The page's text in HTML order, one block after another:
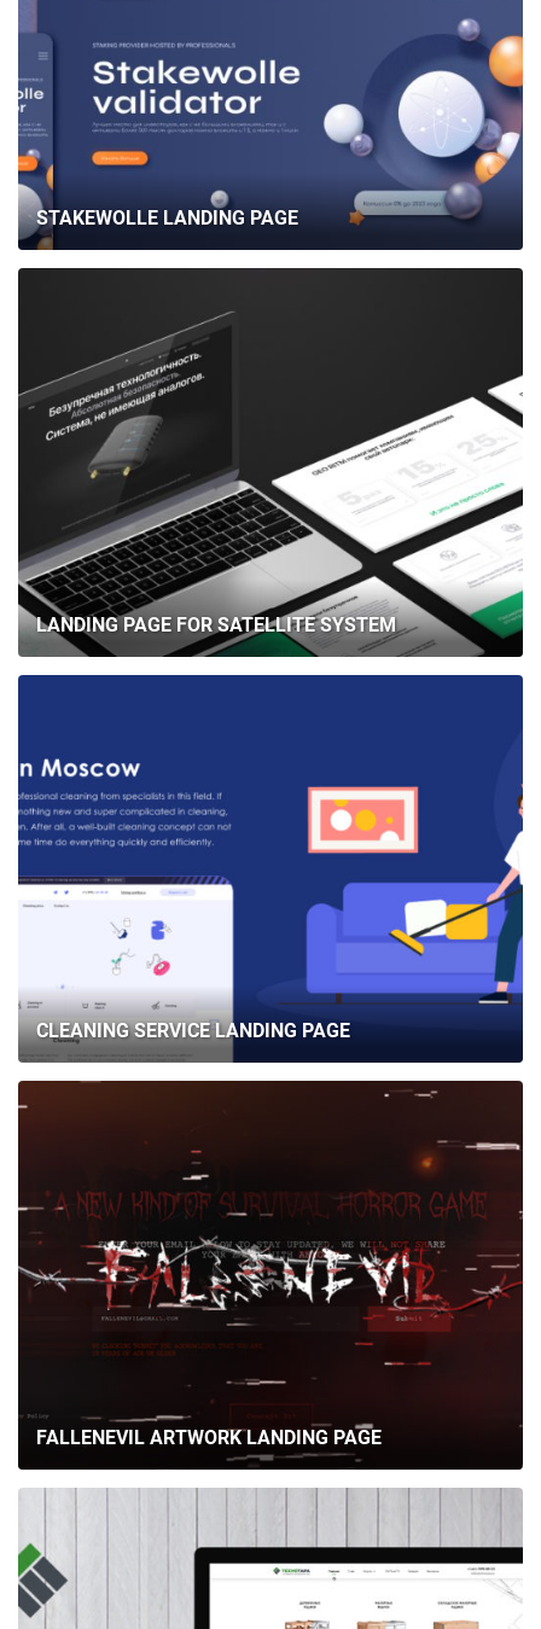
STAKEWOLLE LANDING PAGE
LANDING PAGE FOR SATELLITE SYSTEM
CLEANING SERVICE LANDING PAGE
FALLENEVIL ARTWORK LANDING PAGE